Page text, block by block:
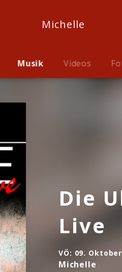
Michelle
Musik Videos
Die
Live
VÖ: 09.
Michelle